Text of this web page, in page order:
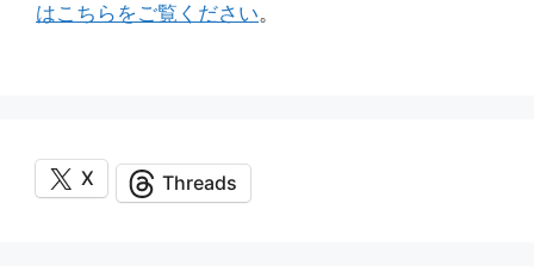
はこちらをご覧ください。
X Threads